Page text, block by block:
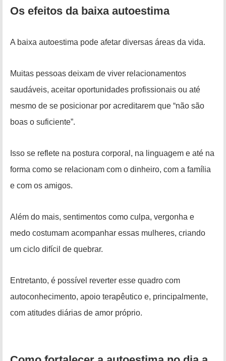
Os efeitos da baixa autoestima
A baixa autoestima pode afetar diversas áreas da vida.
Muitas pessoas deixam de viver relacionamentos
saudáveis, aceitar oportunidades profissionais ou até
mesmo de se posicionar por acreditarem que “não são
boas o suficiente”.
Isso se reflete na postura corporal, na linguagem e até na
forma como se relacionam com o dinheiro, com a família
e com os amigos.
Além do mais, sentimentos como culpa, vergonha e
medo costumam acompanhar essas mulheres, criando
um ciclo difícil de quebrar.
Entretanto, é possível reverter esse quadro com
autoconhecimento, apoio terapêutico e, principalmente,
com atitudes diárias de amor próprio.